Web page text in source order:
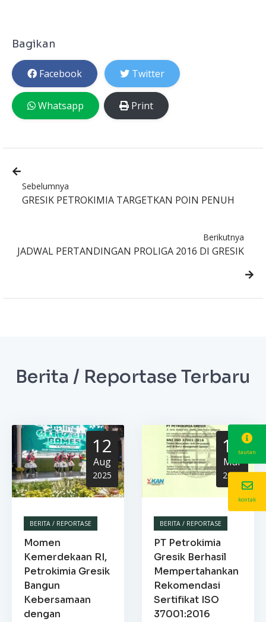
Bagikan
Facebook Twitter
Whatsapp Print
Sebelumnya
GRESIK PETROKIMIA TARGETKAN POIN PENUH
Berikutnya
JADWAL PERTANDINGAN PROLIGA 2016 DI GRESIK
Berita / Reportase Terbaru
12
Aug
2025
BERITA / REPORTASE
Momen
Kemerdekaan RI,
Petrokimia Gresik
Bangun
Kebersamaan
dengan
13
Mar
2025
BERITA / REPORTASE
PT Petrokimia
Gresik Berhasil
Mempertahankan
Rekomendasi
Sertifikat ISO
37001:2016
tautan
kontak